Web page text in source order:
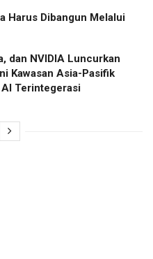
Harus Dibangun Melalui
dan NVIDIA Luncurkan
Kawasan Asia-Pasifik
Terintegerasi